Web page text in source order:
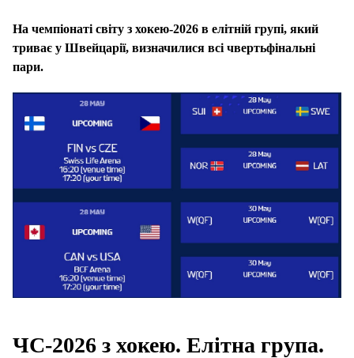
На чемпіонаті світу з хокею-2026 в елітній групі, який
триває у Швейцарії, визначилися всі чвертьфінальні
пари.
ЧС-2026 з хокею. Елітна група.